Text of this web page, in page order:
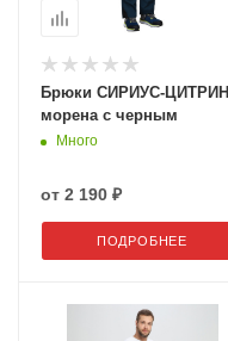
Брюки СИРИУС-ЦИТРИН
морена с черным
Много
от 2 190 ₽
ПОДРОБНЕЕ